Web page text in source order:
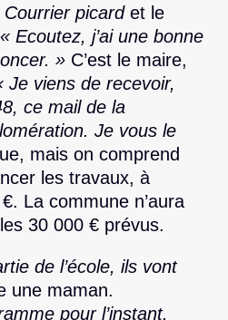
Courrier picard et le
« Ecoutez, j’ai une bonne
» C’est le maire,
Je viens de recevoir,
ce mail de la
Je vous le
mais on comprend
les travaux, à
La commune n’aura
30 000 € prévus.
de l’école, ils vont
une maman.
pour l’instant.